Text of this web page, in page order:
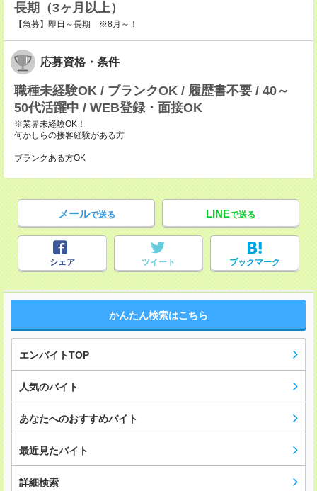
長期（3ヶ月以上）
【急募】即日～長期 ※8月～！
応募資格・条件
職種未経験OK / ブランクOK / 履歴書不要 / 40～
50代活躍中 / WEB登録・面接OK
※業界未経験OK！
何かしらの接客経験がある方
ブランクある方OK
メールで送る LINEで送る
シェア ツイート ブックマーク
かんたん検索はこちら
エンバイトTOP
人気のバイト
あなたへのおすすめバイト
最近見たバイト
詳細検索